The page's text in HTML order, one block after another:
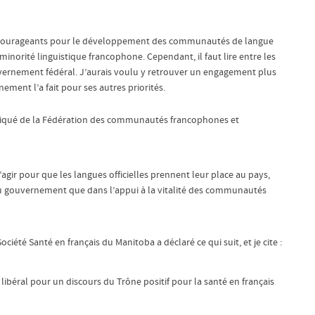
pour le développement des communautés de langue
linguistique francophone. Cependant, il faut lire entre les
fédéral. J’aurais voulu y retrouver un engagement plus
l’a fait pour ses autres priorités.
de la Fédération des communautés francophones et
pour que les langues officielles prennent leur place au pays,
que dans l’appui à la vitalité des communautés
Santé en français du Manitoba a déclaré ce qui suit, et je cite :
pour un discours du Trône positif pour la santé en français